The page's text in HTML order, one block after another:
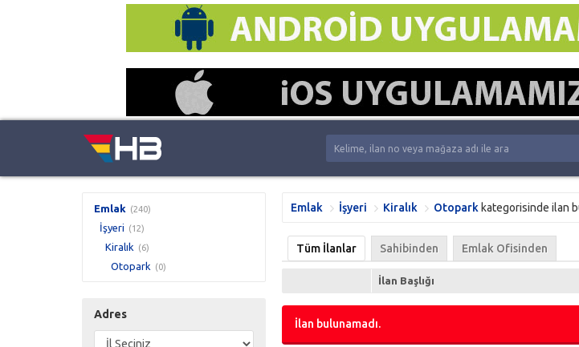
Emlak (240)
İşyeri (12)
Kiralık (6)
Otopark (0)
Adres
Emlak İşyeri Kiralık Otopark kategorisinde ilan
Tüm İlanlar Sahibinden Emlak Ofisinden
İlan Başlığı
İlan bulunamadı.